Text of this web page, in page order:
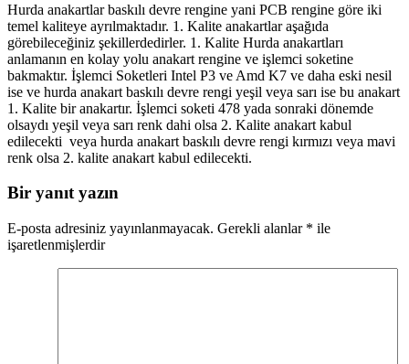
Hurda anakartlar baskılı devre rengine yani PCB rengine göre iki
temel kaliteye ayrılmaktadır. 1. Kalite anakartlar aşağıda
görebileceğiniz şekillerdedirler. 1. Kalite Hurda anakartları
anlamanın en kolay yolu anakart rengine ve işlemci soketine
bakmaktır. İşlemci Soketleri Intel P3 ve Amd K7 ve daha eski nesil
ise ve hurda anakart baskılı devre rengi yeşil veya sarı ise bu anakart
1. Kalite bir anakartır. İşlemci soketi 478 yada sonraki dönemde
olsaydı yeşil veya sarı renk dahi olsa 2. Kalite anakart kabul
edilecekti veya hurda anakart baskılı devre rengi kırmızı veya mavi
renk olsa 2. kalite anakart kabul edilecekti.
Bir yanıt yazın
E-posta adresiniz yayınlanmayacak. Gerekli alanlar * ile
işaretlenmişlerdir